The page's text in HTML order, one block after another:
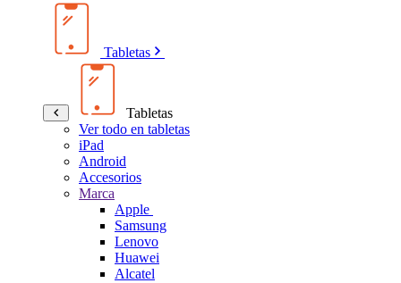
Tabletas
Tabletas
Ver todo en tabletas
iPad
Android
Accesorios
Marca
Apple
Samsung
Lenovo
Huawei
Alcatel